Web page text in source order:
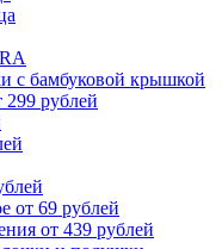
с бамбуковой крышкой
рублей
от 69 рублей
от 439 рублей